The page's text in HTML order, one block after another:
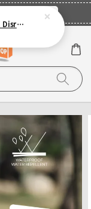
立即登入
【INCYLENCE】跑步運動機能襪 Disrupts Green Cyan